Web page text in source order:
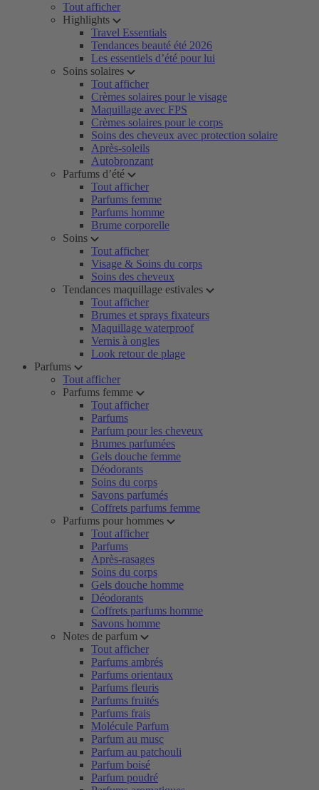
Tout afficher
Highlights
Travel Essentials
Tendances beauté été 2026
Les essentiels d’été pour lui
Soins solaires
Tout afficher
Crèmes solaires pour le visage
Maquillage avec FPS
Crèmes solaires pour le corps
Soins des cheveux avec protection solaire
Après-soleils
Autobronzant
Parfums d’été
Tout afficher
Parfums femme
Parfums homme
Brume corporelle
Soins
Tout afficher
Visage & Soins du corps
Soins des cheveux
Tendances maquillage estivales
Tout afficher
Brumes et sprays fixateurs
Maquillage waterproof
Vernis à ongles
Look retour de plage
Parfums
Tout afficher
Parfums femme
Tout afficher
Parfums
Parfum pour les cheveux
Brumes parfumées
Gels douche femme
Déodorants
Soins du corps
Savons parfumés
Coffrets parfums femme
Parfums pour hommes
Tout afficher
Parfums
Après-rasages
Soins du corps
Gels douche homme
Déodorants
Coffrets parfums homme
Savons homme
Notes de parfum
Tout afficher
Parfums ambrés
Parfums orientaux
Parfums fleuris
Parfums fruités
Parfums frais
Molécule Parfum
Parfum au musc
Parfum au patchouli
Parfum boisé
Parfum poudré